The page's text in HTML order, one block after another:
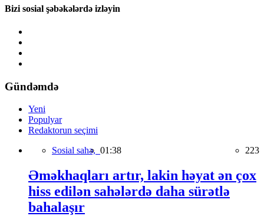
Bizi sosial şəbəkələrdə izləyin
Gündəmdə
Yeni
Populyar
Redaktorun seçimi
Sosial sahə, 01:38 223
Əməkhaqları artır, lakin həyat ən çox
hiss edilən sahələrdə daha sürətlə
bahalaşır